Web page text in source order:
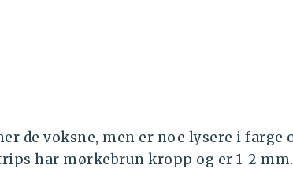
de voksne, men er noe lysere i farge
har mørkebrun kropp og er 1-2